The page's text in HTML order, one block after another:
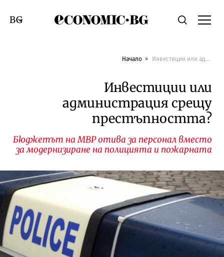
Economic.bgТърсене
Смяна на език
Начало Инвестиции или администрация срещу престъпността?
Инвестиции или
администрация срещу
престъпността?
Бюджетът на МВР отива за персонал вместо
за модернизиране на полицията и пожарната